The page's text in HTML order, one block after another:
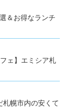
＆お得なランチ
ェ】エミシア札
札幌市内の安くて